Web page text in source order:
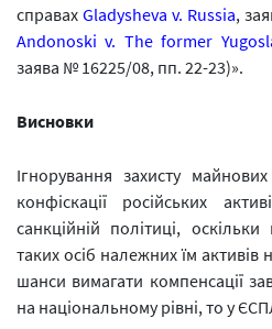
справахGladysheva v. Russia,
Andonoski v. The former
заява № 16225/08, пп. 22-23)».
Висновки
Ігнорування захисту
конфіскації російських
санкційній політиці,
таких осіб належних їм
шанси вимагати компенсації
на національному рівні, то у